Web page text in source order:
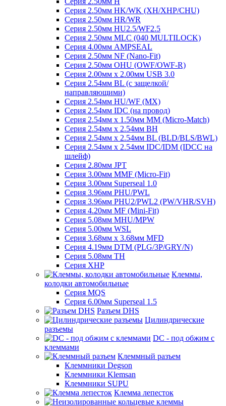
Серия 2.50мм HK/WK (XH/XHP/CHU)
Серия 2.50мм HR/WR
Серия 2.50мм HU2.5/WF2.5
Серия 2.50мм MLC (040 MULTILOCK)
Серия 4.00мм AMPSEAL
Серия 2.50мм NF (Nano-Fit)
Серия 2.50мм OHU (OWF/OWF-R)
Серия 2.00мм x 2.00мм USB 3.0
Серия 2.54мм BL (с защелкой/
направляющими)
Серия 2.54мм HU/WF (MX)
Серия 2.54мм IDC (на провод)
Серия 2.54мм х 1.50мм MM (Micro-Match)
Серия 2.54мм х 2.54мм BH
Серия 2.54мм х 2.54мм BL (BLD/BLS/BWL)
Серия 2.54мм х 2.54мм IDC/IDM (IDCC на
шлейф)
Серия 2.80мм JPT
Серия 3.00мм MMF (Micro-Fit)
Серия 3.00мм Superseal 1.0
Серия 3.96мм PHU/PWL
Серия 3.96мм PHU2/PWL2 (PW/VHR/SVH)
Серия 4.20мм MF (Mini-Fit)
Серия 5.08мм MHU/MPW
Серия 5.00мм WSL
Серия 3.68мм х 3.68мм MFD
Серия 4.19мм DTM (PLG/3P/GRY/N)
Серия 5.08мм TH
Серия XHP
Клеммы,
колодки автомобильные
Серия MQS
Серия 6.00мм Superseal 1.5
Разъем DHS
Цилиндрические
разъемы
DC - под обжим с
клеммами
Клеммный разъем
Клеммники Degson
Клеммники Klemsan
Клеммники SUPU
Клемма лепесток